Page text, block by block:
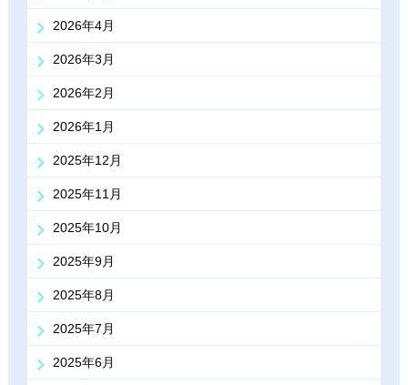
2026年4月
2026年3月
2026年2月
2026年1月
2025年12月
2025年11月
2025年10月
2025年9月
2025年8月
2025年7月
2025年6月